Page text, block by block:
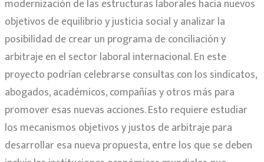
modernización de las estructuras laborales hacia nuevos
objetivos de equilibrio y justicia social y analizar la
posibilidad de crear un programa de conciliación y
arbitraje en el sector laboral internacional. En este
proyecto podrían celebrarse consultas con los sindicatos,
abogados, académicos, compañías y otros más para
promover esas nuevas acciones. Esto requiere estudiar
los mecanismos objetivos y justos de arbitraje para
desarrollar esa nueva propuesta, entre los que se deben